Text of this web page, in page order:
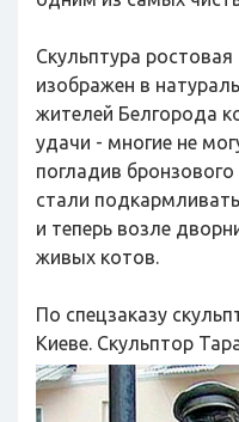
Скульптура
изображен в
жителей Белгорода
удачи - многие не
погладив
стали
и теперь возле
живых котов.
По спецзаказу
Киеве. Скульптор